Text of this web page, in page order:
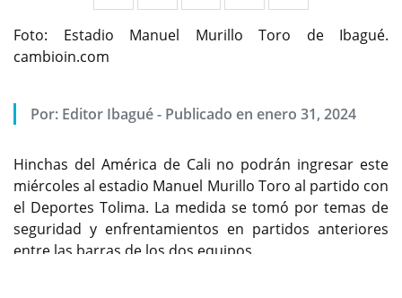
Foto: Estadio Manuel Murillo Toro de Ibagué.
cambioin.com
Por: Editor Ibagué- Publicado en enero 31, 2024
Hinchas del América de Cali no podrán ingresar este
miércoles al estadio Manuel Murillo Toro al partido con
el Deportes Tolima. La medida se tomó por temas de
seguridad y enfrentamientos en partidos anteriores
entre las barras de los dos equipos.